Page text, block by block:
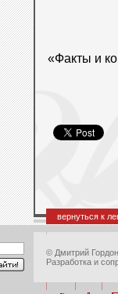
«Факты и
вернуться к
© Дмитрий Гордон
Разработка и